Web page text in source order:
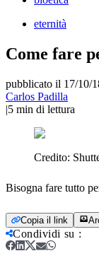
eternità
Come fare
pubblicato il 17/10/
Carlos Padilla
|5 min di lettura
Credito:
Bisogna fare tutto
Copia il link
Condividi su :